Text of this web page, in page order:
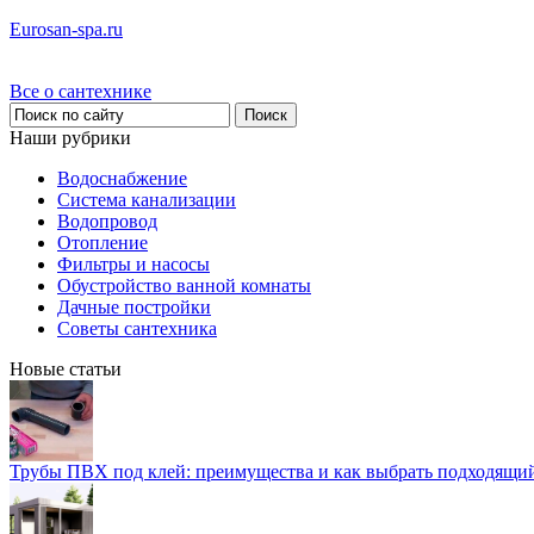
Eurosan-spa.ru
Все о сантехнике
Наши рубрики
Водоснабжение
Система канализации
Водопровод
Отопление
Фильтры и насосы
Обустройство ванной комнаты
Дачные постройки
Советы сантехника
Новые статьи
Трубы ПВХ под клей: преимущества и как выбрать